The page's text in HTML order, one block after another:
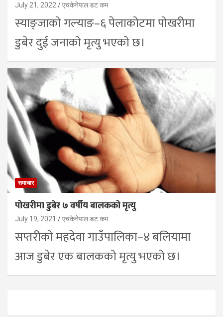
July 21, 2022 एचकेनेपाल डट कम
स्याङ्जाको गल्याङ–६ पेलाकोटमा पोखरीमा
डुबेर दुई जनाको मृत्यु भएको छ।
समाचार
पोखरीमा डुबेर ७ वर्षीय बालकको मृत्यु
July 19, 2021 एचकेनेपाल डट कम
सप्तरीको महदेवा गाउँपालिका–४ बलियामा
आज डुबेर एक बालकको मृत्यु भएको छ।